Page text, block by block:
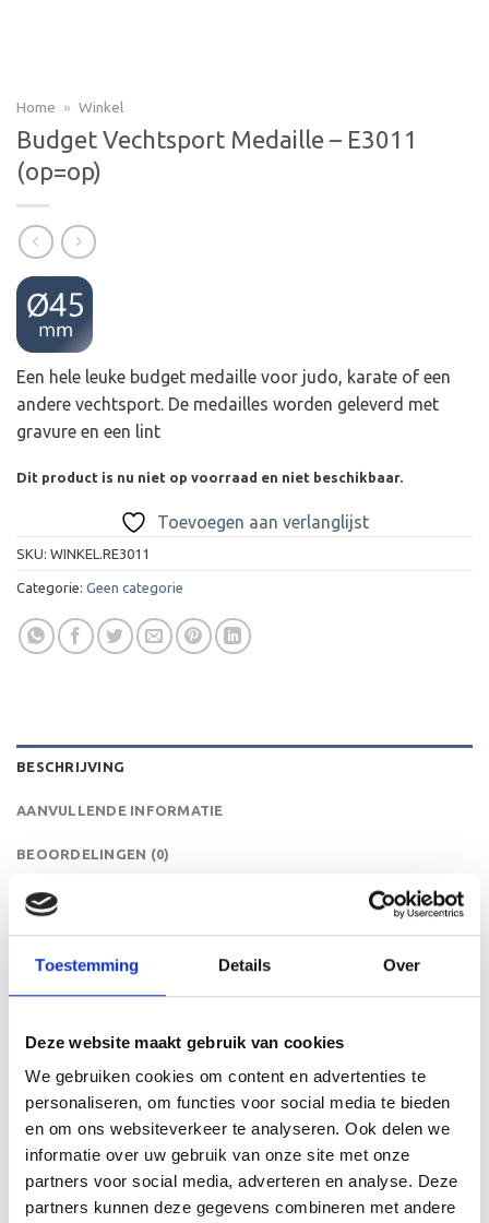
Toestemming Details Over
Deze website maakt gebruik van cookies
We gebruiken cookies om content en advertenties te
personaliseren, om functies voor social media te bieden
en om ons websiteverkeer te analyseren. Ook delen we
informatie over uw gebruik van onze site met onze
partners voor social media, adverteren en analyse. Deze
partners kunnen deze gegevens combineren met andere
Home » Winkel
Budget Vechtsport Medaille – E3011
(op=op)
Een hele leuke budget medaille voor judo, karate of een
andere vechtsport. De medailles worden geleverd met
gravure en een lint
Dit product is nu niet op voorraad en niet beschikbaar.
Toevoegen aan verlanglijst
SKU: WINKEL.RE3011
Categorie: Geen categorie
BESCHRIJVING
AANVULLENDE INFORMATIE
BEOORDELINGEN (0)
Een hele leuke budget medaille voor judo, karate of een
andere vechtsport. De E3011 is een leuke medaille die je
kunt uitreiken bij een wedstrijd, toernooi, kampioenschap
middel van gravure aan de achterkant van de medaille.
We zetten doormiddel van mechanisch graveren jouw
opgegeven tekst aan de achterkant van de medaille. De
medaille wordt kant-en-klaar geleverd, dus inclusief een
halslint aan het haakje van de medaille